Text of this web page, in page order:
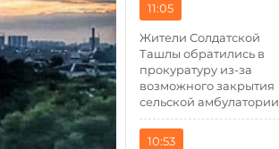
11:05
Жители Солдатской
Ташлы обратились в
прокуратуру из-за
возможного закрытия
сельской амбулатории
10:53